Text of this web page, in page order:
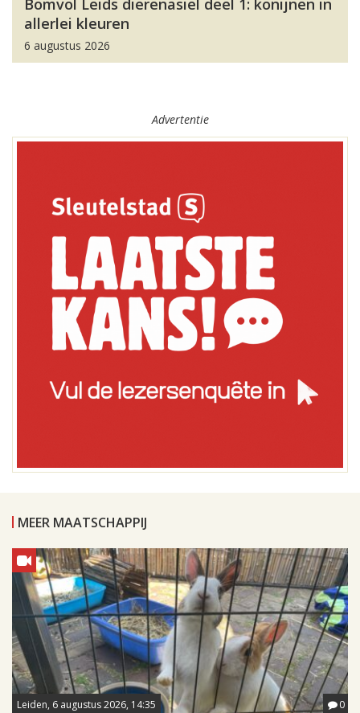
Bomvol Leids dierenasiel deel 1: konijnen in
allerlei kleuren
6 augustus 2026
Advertentie
MEER MAATSCHAPPIJ
Leiden, 6 augustus 2026, 14:35 0